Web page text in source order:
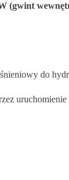
(gwint
do